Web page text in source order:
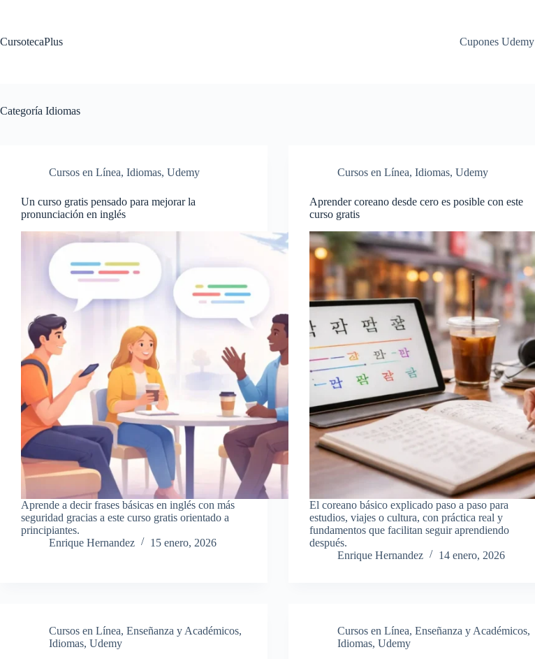
CursotecaPlus
Cupones Udemy
Categoría Idiomas
Cursos en Línea, Idiomas, Udemy
Un curso gratis pensado para mejorar la
pronunciación en inglés
Aprende a decir frases básicas en inglés con más
seguridad gracias a este curso gratis orientado a
principiantes.
Enrique Hernandez
15 enero, 2026
Cursos en Línea,Idiomas,Udemy
Aprender coreano desde cero es posible con este
curso gratis
El coreano básico explicado paso a paso para
estudios, viajes o cultura, con práctica real y
fundamentos que facilitan seguir aprendiendo
después.
Enrique Hernandez
14 enero, 2026
Cursos en Línea, Enseñanza y Académicos,
Idiomas, Udemy
Cursos en Línea,Enseñanza y Académicos,
Idiomas,Udemy